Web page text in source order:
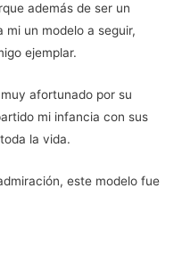
además de ser un
un modelo a seguir,
ejemplar.
afortunado por su
mi infancia con sus
la vida.
este modelo fue